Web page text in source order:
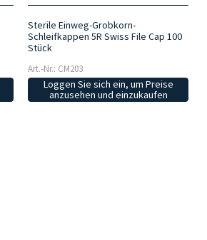
Sterile Einweg-Grobkorn-
Schleifkappen 5R Swiss File Cap 100
Stück
Art.-Nr.: CM203
Loggen Sie sich ein, um Preise
anzusehen und einzukaufen